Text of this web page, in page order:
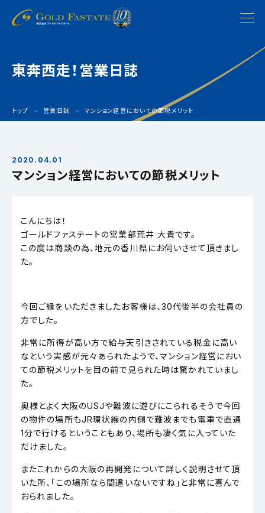
東奔西走！営業日誌
トップ 営業日誌 マンション経営においての節税メリット
2020.04.01
マンション経営においての節税メリット
こんにちは！
ゴールドファステートの営業部荒井 大貴です。
この度は商談の為、地元の香川県にお伺いさせて頂きまし
た。
今回ご縁をいただきましたお客様は、30代後半の会社員の
方でした。
非常に所得が高い方で給与天引きされている税金に高い
なという実感が元々あられたようで、マンション経営におい
ての節税メリットを目の前で見られた時は驚かれていまし
た。
奥様とよく大阪のUSJや難波に遊びにこられるそうで今回
の物件の場所もJR環状線の内側で難波までも電車で直通
1分で行けるということもあり、場所も凄く気に入っていた
だけました。
またこれからの大阪の再開発について詳しく説明させて頂
いた所、「この場所なら間違いないですね」と非常に喜んで
おられました。